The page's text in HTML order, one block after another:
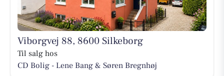
Viborgvej 88, 8600 Silkeborg
Til salg hos
CD Bolig - Lene Bang & Søren Bregnhøj